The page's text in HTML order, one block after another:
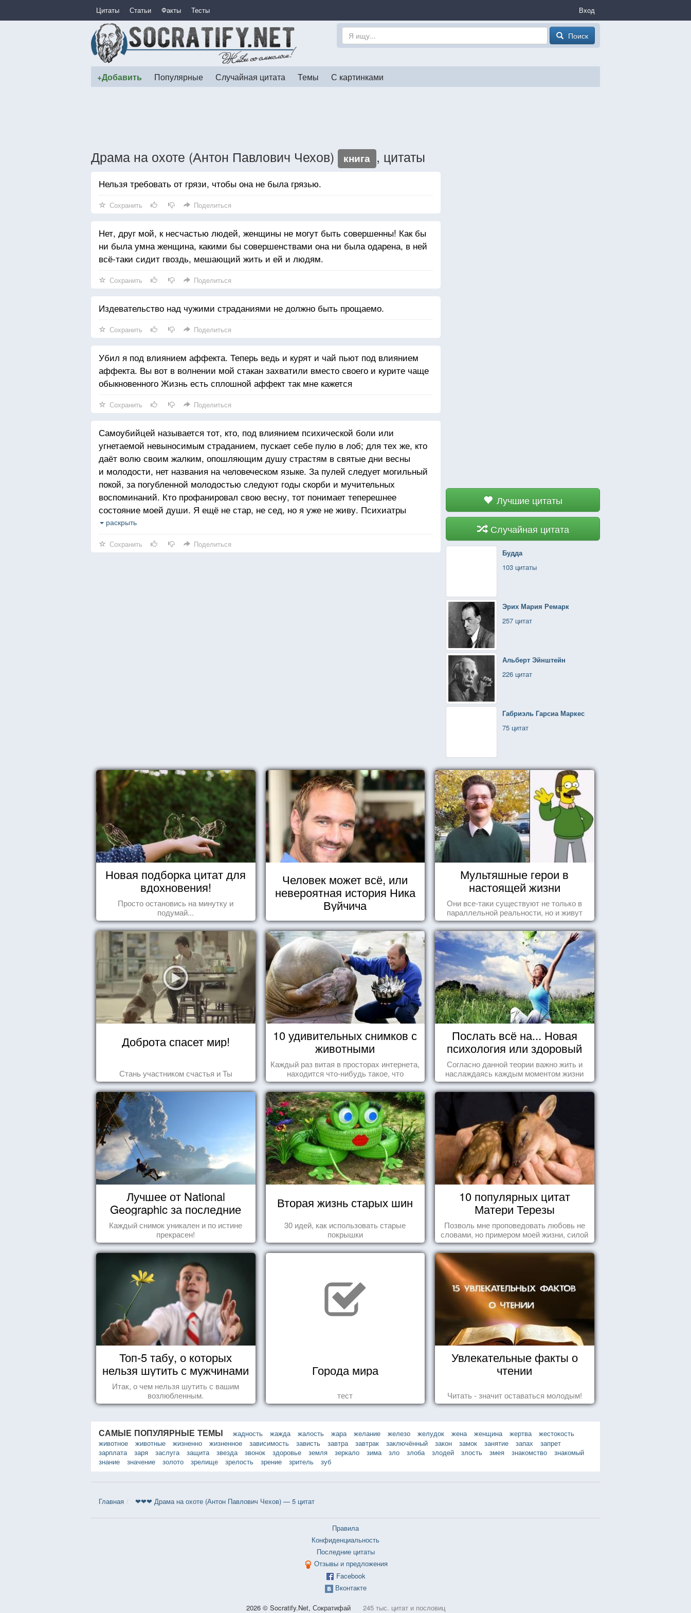
Цитаты Статьи Факты Тесты Вход
Поиск
+Добавить Популярные Случайная цитата Темы С картинками
Драма на охоте (Антон Павлович Чехов) книга , цитаты
Лучшие цитаты
Случайная цитата
Будда
103 цитаты
Эрих Мария Ремарк
257 цитат
Альберт Эйнштейн
226 цитат
Габриэль Гарсиа Маркес
75 цитат
Нельзя требовать от грязи, чтобы она не была грязью.
Сохранить Поделиться
Нет, друг мой, к несчастью людей, женщины не могут быть совершенны! Как бы
ни была умна женщина, какими бы совершенствами она ни была одарена, в ней
всё-таки сидит гвоздь, мешающий жить и ей и людям.
Сохранить Поделиться
Издевательство над чужими страданиями не должно быть прощаемо.
Сохранить Поделиться
Убил я под влиянием аффекта. Теперь ведь и курят и чай пьют под влиянием
аффекта. Вы вот в волнении мой стакан захватили вместо своего и курите чаще
обыкновенного Жизнь есть сплошной аффект так мне кажется
Сохранить Поделиться
Самоубийцей называется тот, кто, под влиянием психической боли или
угнетаемой невыносимым страданием, пускает себе пулю в лоб; для тех же, кто
даёт волю своим жалким, опошляющим душу страстям в святые дни весны
и молодости, нет названия на человеческом языке. За пулей следует могильный
покой, за погубленной молодостью следуют годы скорби и мучительных
воспоминаний. Кто профанировал свою весну, тот понимает теперешнее
состояние моей души. Я ещё не стар, не сед, но я уже не живу. Психиатры
рассказывают, что один солдат, раненный при Ватерлоо, сошёл с ума
то, что теперь считают за него, есть только его тень, отражение прошлого. Нечто
раскрыть
Сохранить Поделиться
Новая подборка цитат для
вдохновения!
Просто остановись на минутку и
подумай...
Человек может всё, или
невероятная история Ника
Вуйчича
Мультяшные герои в
настоящей жизни
Они все-таки существуют не только в
параллельной реальности, но и живут
среди нас с вами.
Доброта спасет мир!
Стань участником счастья и Ты
10 удивительных снимков с
животными
Каждый раз витая в просторах интернета,
находится что-нибудь такое, что
заставляет улыбнуться, удивиться,
восхититься...
Послать всё на... Новая
психология или здоровый
пофигизм.
Согласно данной теории важно жить и
наслаждаясь каждым моментом жизни
осознанно и с удовольствием. Как это,
попробуем разобраться на реальных
Лучшее от National
Geographic за последние
пару лет
Каждый снимок уникален и по истине
прекрасен!
Вторая жизнь старых шин
30 идей, как использовать старые
покрышки
10 популярных цитат
Матери Терезы
Позволь мне проповедовать любовь не
словами, но примером моей жизни, силой
влечения, воодушевляющим влиянием ...
Топ-5 табу, о которых
нельзя шутить с мужчинами
Итак, о чем нельзя шутить с вашим
возлюбленным.
Города мира
тест
Увлекательные факты о
чтении
Читать - значит оставаться молодым!
САМЫЕ ПОПУЛЯРНЫЕ ТЕМЫ жадность жажда жалость жара желание железо желудок жена женщина жертва
жестокость
животное
животные жизненно жизненное зависимость зависть завтра завтрак заключённый закон замок занятие запах
запрет
зарплата
заря заслуга защита звезда звонок здоровье земля зеркало зима зло злоба злодей злость змея знакомство
знакомый
знание
значение золото зрелище зрелость зрение зритель зуб
Главная ❤❤❤ Драма на охоте (Антон Павлович Чехов) — 5 цитат
Правила
Конфиденциальность
Последние цитаты
Отзывы и предложения
Facebook
Вконтакте
2026 © Socratify.Net, Сократифай 245 тыс. цитат и пословиц